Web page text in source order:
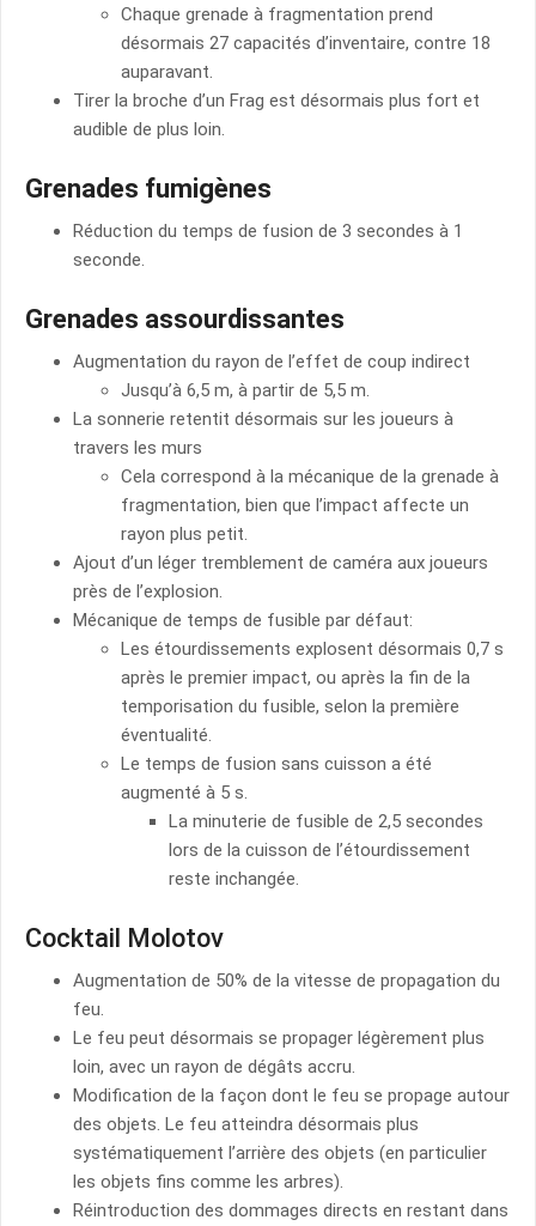
Chaque grenade à fragmentation prend
désormais 27 capacités d’inventaire, contre 18
auparavant.
Tirer la broche d’un Frag est désormais plus fort et
audible de plus loin.
Grenades fumigènes
Réduction du temps de fusion de 3 secondes à 1
seconde.
Grenades assourdissantes
Augmentation du rayon de l’effet de coup indirect
Jusqu’à 6,5 m, à partir de 5,5 m.
La sonnerie retentit désormais sur les joueurs à
travers les murs
Cela correspond à la mécanique de la grenade à
fragmentation, bien que l’impact affecte un
rayon plus petit.
Ajout d’un léger tremblement de caméra aux joueurs
près de l’explosion.
Mécanique de temps de fusible par défaut:
Les étourdissements explosent désormais 0,7 s
après le premier impact, ou après la fin de la
temporisation du fusible, selon la première
éventualité.
Le temps de fusion sans cuisson a été
augmenté à 5 s.
La minuterie de fusible de 2,5 secondes
lors de la cuisson de l’étourdissement
reste inchangée.
Cocktail Molotov
Augmentation de 50% de la vitesse de propagation du
feu.
Le feu peut désormais se propager légèrement plus
loin, avec un rayon de dégâts accru.
Modification de la façon dont le feu se propage autour
des objets. Le feu atteindra désormais plus
systématiquement l’arrière des objets (en particulier
les objets fins comme les arbres).
Réintroduction des dommages directs en restant dans